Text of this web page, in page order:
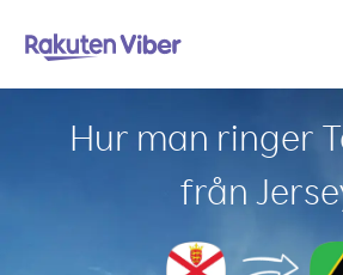
Hur man ringer
från